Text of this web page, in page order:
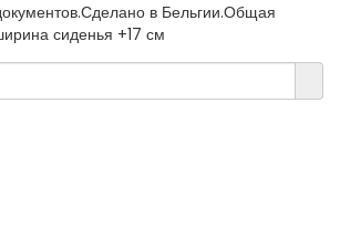
в Бельгии.Общая
сиденья +17 см